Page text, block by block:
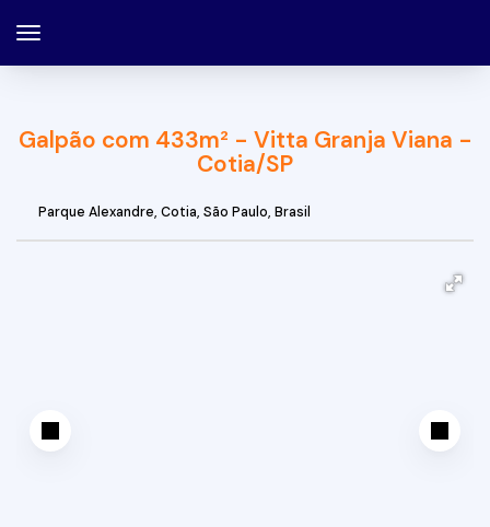
Galpão com 433m² - Vitta Granja Viana -
Cotia/SP
Parque Alexandre, Cotia, São Paulo, Brasil